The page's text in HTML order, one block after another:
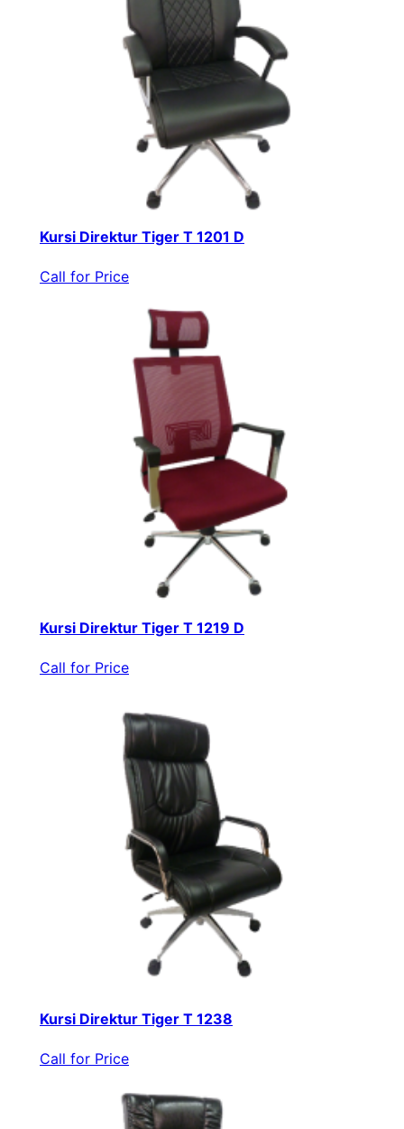
Kursi Direktur Tiger T 1201 D
Call for Price
Kursi Direktur Tiger T 1219 D
Call for Price
Kursi Direktur Tiger T 1238
Call for Price